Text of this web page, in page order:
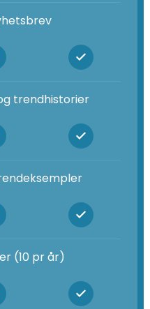
trendhistorier
(10 pr år)